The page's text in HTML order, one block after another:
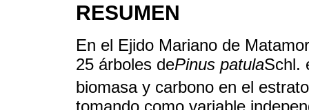
RESUMEN
En el Ejido Mariano de
25 árboles dePinus patulaSchl.
biomasa y carbono en el